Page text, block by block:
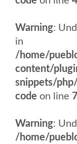
Warning:
in
/home/
content/
snippets/
code on line
Warning:
/home/